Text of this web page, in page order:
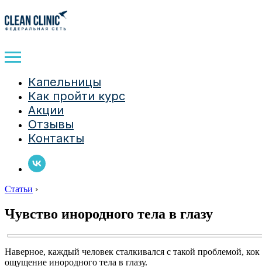
Капельницы
Как пройти курс
Акции
Отзывы
Контакты
Статьи ›
Чувство инородного тела в глазу
Наверное, каждый человек сталкивался с такой проблемой, кок
ощущение инородного тела в глазу.